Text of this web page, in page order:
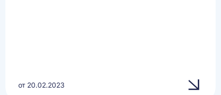
от 20.02.2023